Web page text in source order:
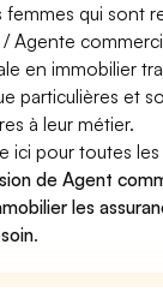
femmes qui sont
Agente
en immobilier
particulières et
à leur métier.
ici pour toutes
de Agent
les
.